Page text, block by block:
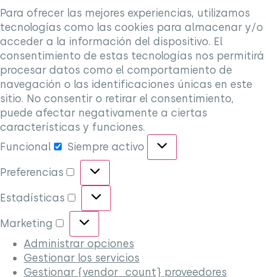
Para ofrecer las mejores experiencias, utilizamos
tecnologías como las cookies para almacenar y/o
acceder a la información del dispositivo. El
consentimiento de estas tecnologías nos permitirá
procesar datos como el comportamiento de
navegación o las identificaciones únicas en este
sitio. No consentir o retirar el consentimiento,
puede afectar negativamente a ciertas
características y funciones.
Funcional
Siempre activo
Preferencias
Estadísticas
Marketing
Administrar opciones
Gestionar los servicios
Gestionar {vendor_count} proveedores